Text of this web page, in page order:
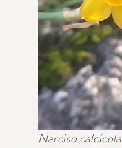
Narciso calcicola